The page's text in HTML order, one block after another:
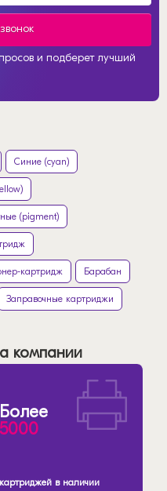
и подберет лучший
Синие (cyan)
(pigment)
картридж Барабан
Заправочные картриджи
компании
Более
5000
картриджей в наличии